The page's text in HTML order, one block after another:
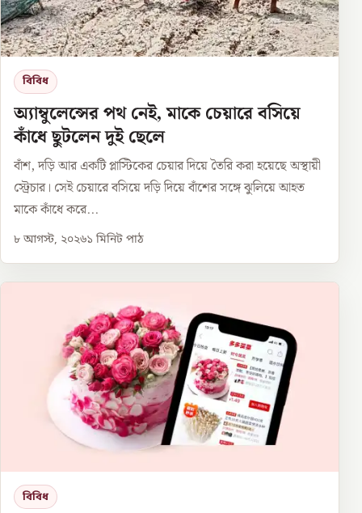
বিবিধ
অ্যাম্বুলেন্সের পথ নেই, মাকে চেয়ারে বসিয়ে
কাঁধে ছুটলেন দুই ছেলে
বাঁশ, দড়ি আর একটি প্লাস্টিকের চেয়ার দিয়ে তৈরি করা হয়েছে অস্থায়ী
স্ট্রেচার। সেই চেয়ারে বসিয়ে দড়ি দিয়ে বাঁশের সঙ্গে ঝুলিয়ে আহত
মাকে কাঁধে করে...
৮ আগস্ট, ২০২৬১ মিনিট পাঠ
বিবিধ